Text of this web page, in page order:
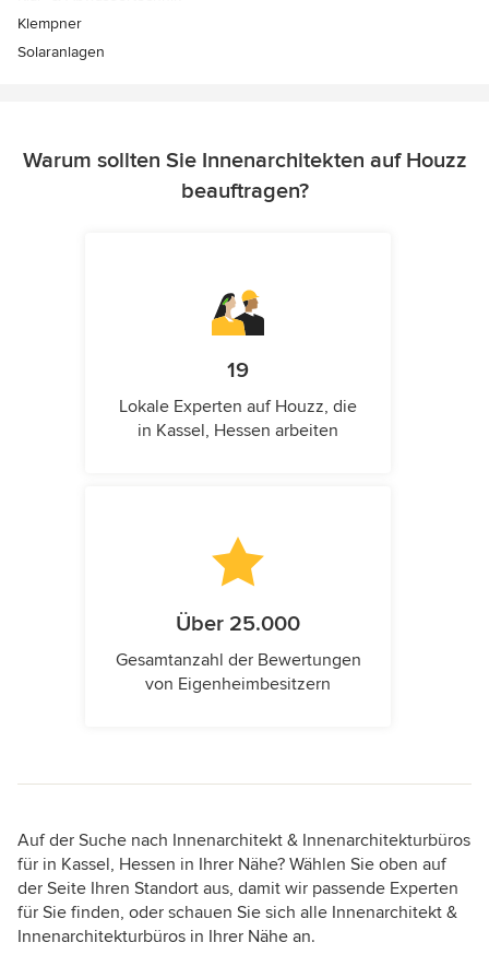
Klempner
Solaranlagen
Warum sollten Sie Innenarchitekten auf Houzz
beauftragen?
19
Lokale Experten auf Houzz, die
in Kassel, Hessen arbeiten
Über 25.000
Gesamtanzahl der Bewertungen
von Eigenheimbesitzern
Auf der Suche nach Innenarchitekt & Innenarchitekturbüros
für in Kassel, Hessen in Ihrer Nähe? Wählen Sie oben auf
der Seite Ihren Standort aus, damit wir passende Experten
für Sie finden, oder schauen Sie sich alle Innenarchitekt &
Innenarchitekturbüros in Ihrer Nähe an.